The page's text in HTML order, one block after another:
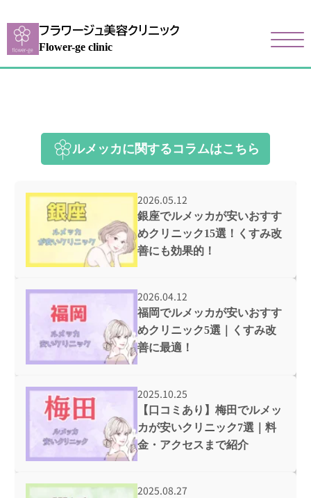
フラワージュ美容クリニック
Flower-ge clinic
ルメッカに関するコラムはこちら
2026.05.12
銀座でルメッカが安いおすす
めクリニック15選！くすみ改
善にも効果的！
2026.04.12
福岡でルメッカが安いおすす
めクリニック5選｜くすみ改
善に最適！
2025.10.25
【口コミあり】梅田でルメッ
カが安いクリニック7選｜料
金・アクセスまで紹介
2025.08.27